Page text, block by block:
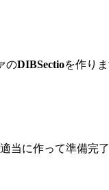
のDIBSectioを作りま
当に作って準備完了